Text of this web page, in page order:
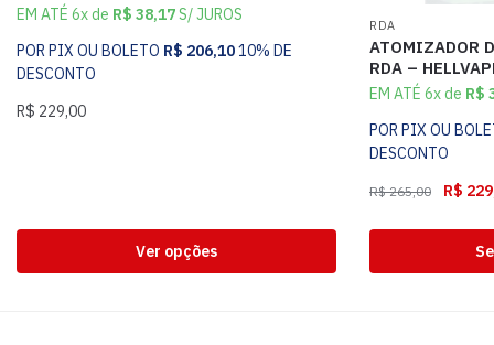
EM ATÉ 6x de R$ 38,17S/ JUROS
POR PIX OU BOLETO R$ 206,1010% DE
DESCONTO
R$ 229,00
Ver opções
RDA
ATOMIZADOR
RDA –
EM ATÉ 6x de R$
POR PIX OU
DESCONTO
R$265,00 R$